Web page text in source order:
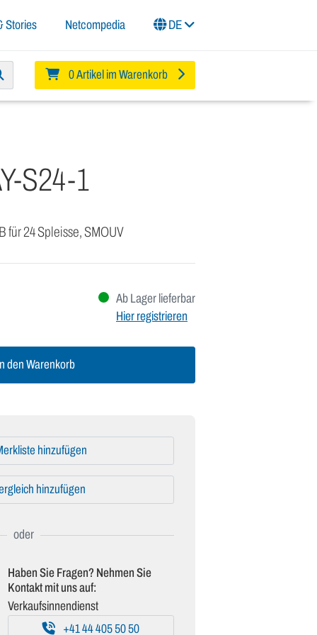
Stories Netcompedia DE
0 Artikel im Warenkorb
S24-1
für 24 Spleisse, SMOUV
Ab Lager lieferbar
Hier registrieren
den Warenkorb
hinzufügen
hinzufügen
Haben Sie Fragen? Nehmen Sie
Kontakt mit uns auf:
Verkaufsinnendienst
+41 44 405 50 50